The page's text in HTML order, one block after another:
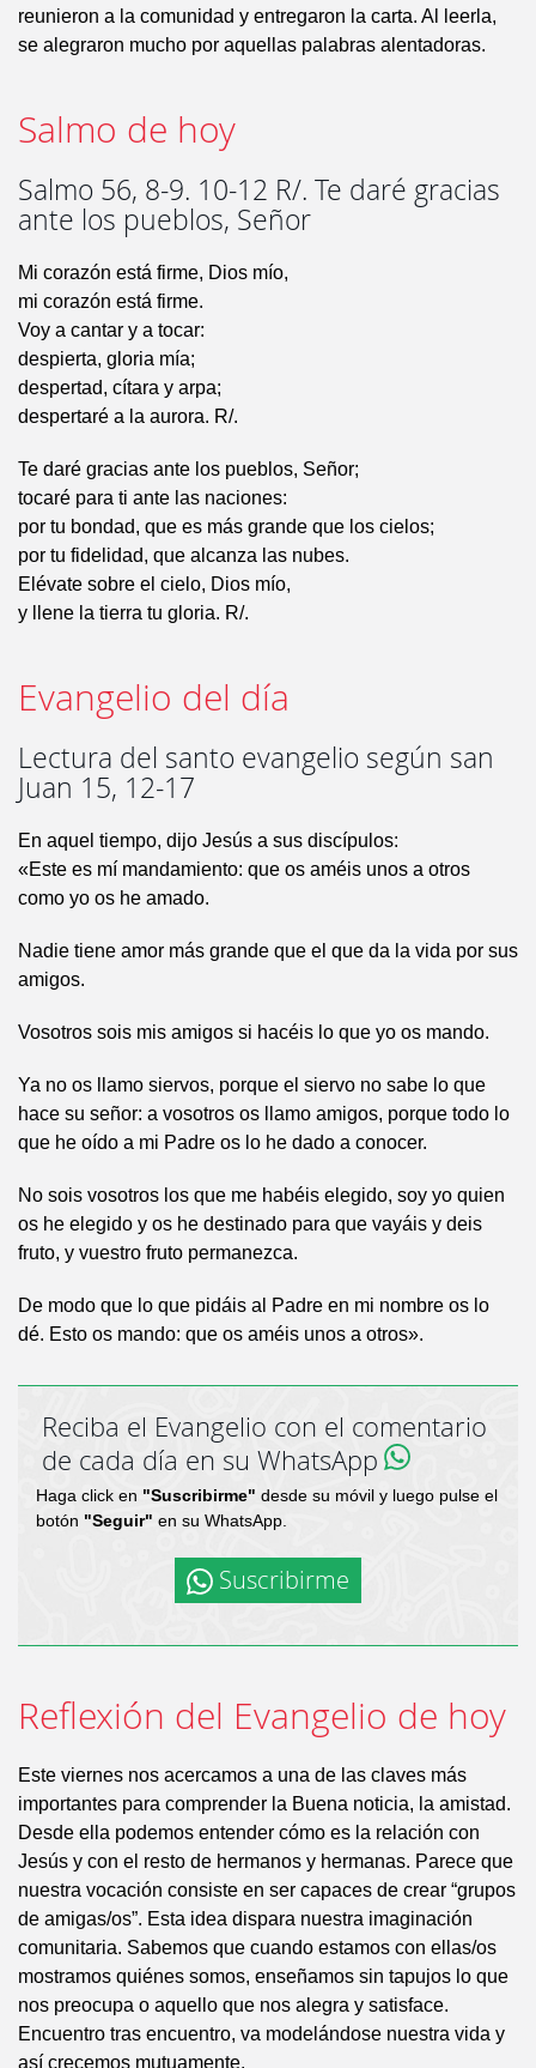
reunieron a la comunidad y entregaron la carta. Al leerla,
se alegraron mucho por aquellas palabras alentadoras.
Salmo de hoy
Salmo 56, 8-9. 10-12 R/. Te daré gracias
ante los pueblos, Señor
Mi corazón está firme, Dios mío,
mi corazón está firme.
Voy a cantar y a tocar:
despierta, gloria mía;
despertad, cítara y arpa;
despertaré a la aurora. R/.
Te daré gracias ante los pueblos, Señor;
tocaré para ti ante las naciones:
por tu bondad, que es más grande que los cielos;
por tu fidelidad, que alcanza las nubes.
Elévate sobre el cielo, Dios mío,
y llene la tierra tu gloria. R/.
Evangelio del día
Lectura del santo evangelio según san
Juan 15, 12-17
En aquel tiempo, dijo Jesús a sus discípulos:
«Este es mí mandamiento: que os améis unos a otros
como yo os he amado.
Nadie tiene amor más grande que el que da la vida por sus
amigos.
Vosotros sois mis amigos si hacéis lo que yo os mando.
Ya no os llamo siervos, porque el siervo no sabe lo que
hace su señor: a vosotros os llamo amigos, porque todo lo
que he oído a mi Padre os lo he dado a conocer.
No sois vosotros los que me habéis elegido, soy yo quien
os he elegido y os he destinado para que vayáis y deis
fruto, y vuestro fruto permanezca.
De modo que lo que pidáis al Padre en mi nombre os lo
dé. Esto os mando: que os améis unos a otros».
Reciba el Evangelio con el comentario
de cada día en su WhatsApp
Haga click en "Suscribirme" desde su móvil y luego pulse el
botón "Seguir" en su WhatsApp.
Suscribirme
Reflexión del Evangelio de hoy
Este viernes nos acercamos a una de las claves más
importantes para comprender la Buena noticia, la amistad.
Desde ella podemos entender cómo es la relación con
Jesús y con el resto de hermanos y hermanas. Parece que
nuestra vocación consiste en ser capaces de crear “grupos
de amigas/os”. Esta idea dispara nuestra imaginación
comunitaria. Sabemos que cuando estamos con ellas/os
mostramos quiénes somos, enseñamos sin tapujos lo que
nos preocupa o aquello que nos alegra y satisface.
Encuentro tras encuentro, va modelándose nuestra vida y
así crecemos mutuamente.